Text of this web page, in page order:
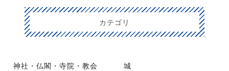
カテゴリ
神社・仏閣・寺院・教会 城